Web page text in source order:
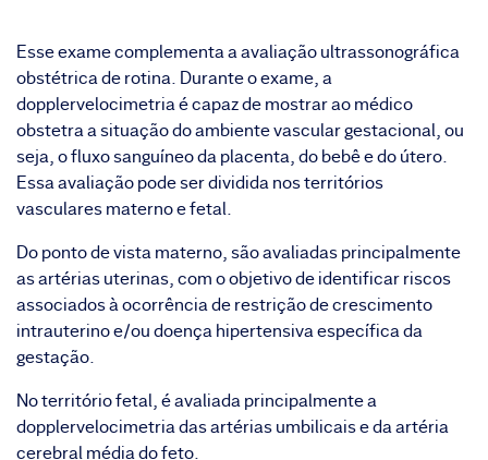
Esse exame complementa a avaliação ultrassonográfica
obstétrica de rotina. Durante o exame, a
dopplervelocimetria é capaz de mostrar ao médico
obstetra a situação do ambiente vascular gestacional, ou
seja, o fluxo sanguíneo da placenta, do bebê e do útero.
Essa avaliação pode ser dividida nos territórios
vasculares materno e fetal.
Do ponto de vista materno, são avaliadas principalmente
as artérias uterinas, com o objetivo de identificar riscos
associados à ocorrência de restrição de crescimento
intrauterino e/ou doença hipertensiva específica da
gestação.
No território fetal, é avaliada principalmente a
dopplervelocimetria das artérias umbilicais e da artéria
cerebral média do feto.